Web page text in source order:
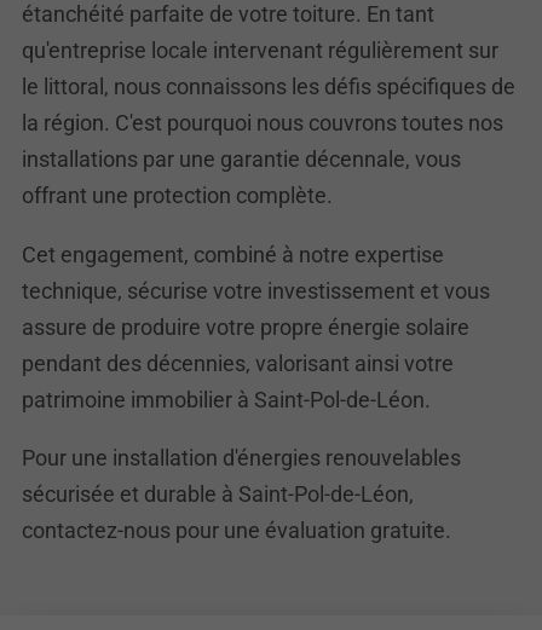
étanchéité parfaite de votre toiture. En tant
qu'entreprise locale intervenant régulièrement sur
le littoral, nous connaissons les défis spécifiques de
la région. C'est pourquoi nous couvrons toutes nos
installations par une garantie décennale, vous
offrant une protection complète.
Cet engagement, combiné à notre expertise
technique, sécurise votre investissement et vous
assure de produire votre propre énergie solaire
pendant des décennies, valorisant ainsi votre
patrimoine immobilier à Saint-Pol-de-Léon.
Pour une installation d'énergies renouvelables
sécurisée et durable à Saint-Pol-de-Léon,
contactez-nous pour une évaluation gratuite.